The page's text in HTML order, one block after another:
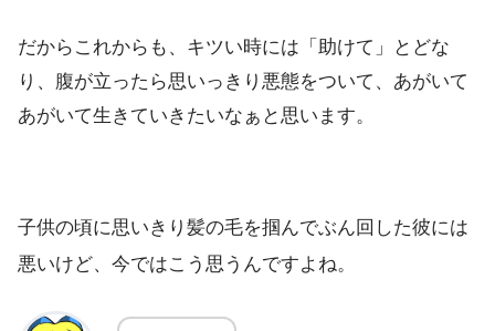
だからこれからも、キツい時には「助けて」とどな
り、腹が立ったら思いっきり悪態をついて、あがいて
あがいて生きていきたいなぁと思います。
子供の頃に思いきり髪の毛を掴んでぶん回した彼には
悪いけど、今ではこう思うんですよね。